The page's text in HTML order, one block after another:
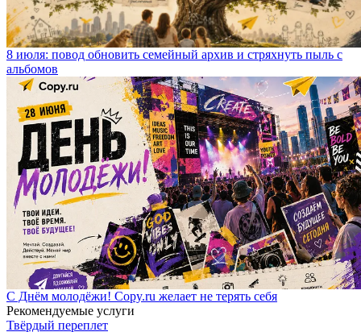
8 июля: повод обновить семейный архив и стряхнуть пыль с
альбомов
С Днём молодёжи! Copy.ru желает не терять себя
Рекомендуемые услуги
Твёрдый переплет